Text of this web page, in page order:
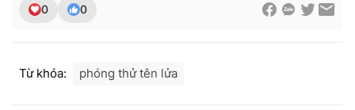
Giấy phép hoạt động báo in và báo điện tử số 483/GP-BTTTT
Phó Tổng Biên tập: Nguyễn Thị Mỹ Hạnh, Phạm Quốc Thắng,
0 0
Từ khóa: phóng thử tên lửa